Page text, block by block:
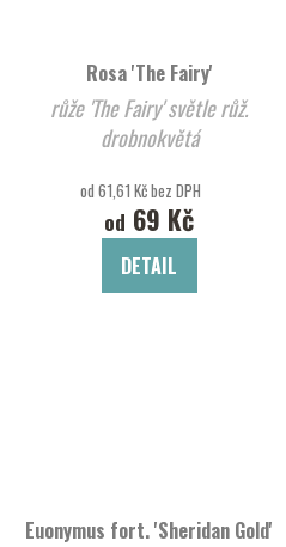
Rosa 'The Fairy'
růže 'The Fairy' světle růž.
drobnokvětá
od 61,61 Kč bez DPH
od 69 Kč
DETAIL
Euonymus fort. 'Sheridan Gold'